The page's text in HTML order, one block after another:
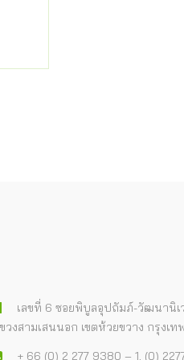
เลขที่ 6 ซอยพิบูลอุปถัมภ์-วัฒนานิ
วงสามเสนนอก เขตห้วยขวาง กรุงเท
+ 66 (0) 2 277 9380 – 1, (0)